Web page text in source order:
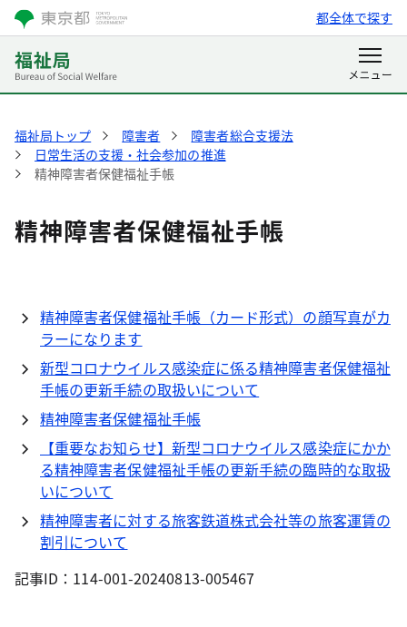
都全体で探す
福祉局トップ 障害者
障害者総合支援法
日常生活の支援・社会参加の推進
精神障害者保健福祉手帳
精神障害者保健福祉手帳
精神障害者保健福祉手帳（カード形式）の顔写真がカ
ラーになります
新型コロナウイルス感染症に係る精神障害者保健福祉
手帳の更新手続の取扱いについて
精神障害者保健福祉手帳
【重要なお知らせ】新型コロナウイルス感染症にかか
る精神障害者保健福祉手帳の更新手続の臨時的な取扱
いについて
精神障害者に対する旅客鉄道株式会社等の旅客運賃の
割引について
記事ID：114-001-20240813-005467